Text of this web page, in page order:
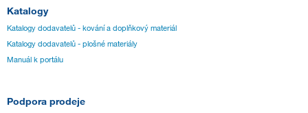
Katalogy
Katalogy dodavatelů - kování a doplňkový materiál
Katalogy dodavatelů - plošné materiály
Manuál k portálu
Podpora prodeje